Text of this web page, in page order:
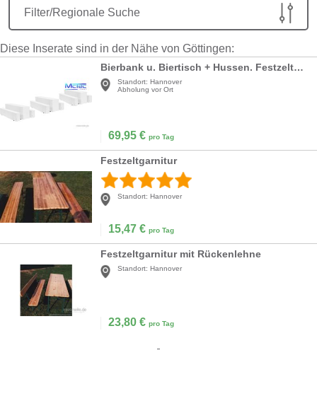
Filter/Regionale Suche
Diese Inserate sind in der Nähe von Göttingen:
Bierbank u. Biertisch + Hussen. Festzeltgarnitur Bierzeltgarnitur Gartenmöbel Bierzelt
Standort: Hannover
Abholung vor Ort
69,95 € pro Tag
Festzeltgarnitur
Standort: Hannover
15,47 € pro Tag
Festzeltgarnitur mit Rückenlehne
Standort: Hannover
23,80 € pro Tag